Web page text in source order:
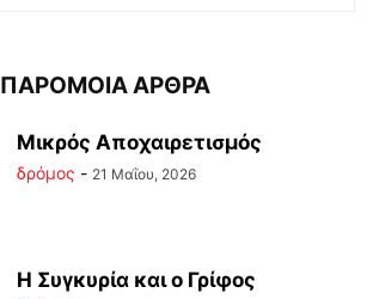
ΠΑΡΟΜΟΙΑ ΑΡΘΡΑ
Μικρός Αποχαιρετισμός
δρόμος - 21 Μαΐου, 2026
Η Συγκυρία και ο Γρίφος